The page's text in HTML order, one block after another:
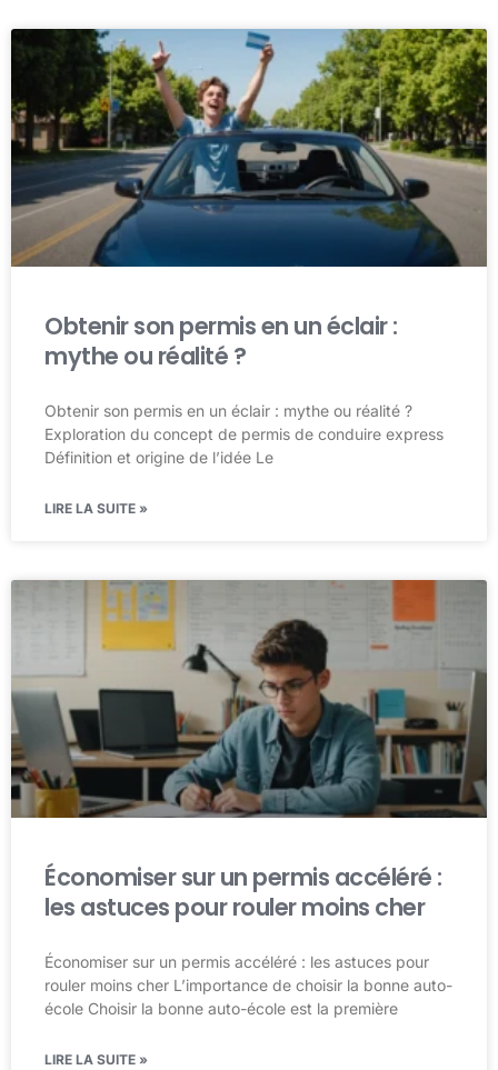
Obtenir son permis en un éclair :
mythe ou réalité ?
Obtenir son permis en un éclair : mythe ou réalité ?
Exploration du concept de permis de conduire express
Définition et origine de l’idée Le
LIRE LA SUITE »
Économiser sur un permis accéléré :
les astuces pour rouler moins cher
Économiser sur un permis accéléré : les astuces pour
rouler moins cher L’importance de choisir la bonne auto-
école Choisir la bonne auto-école est la première
LIRE LA SUITE »